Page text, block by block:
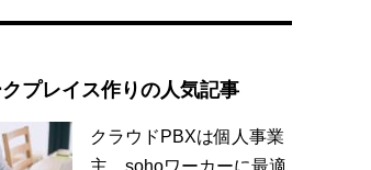
プレイス作りの人気記事
クラウドPBXは個人事業
主、sohoワーカーに最適